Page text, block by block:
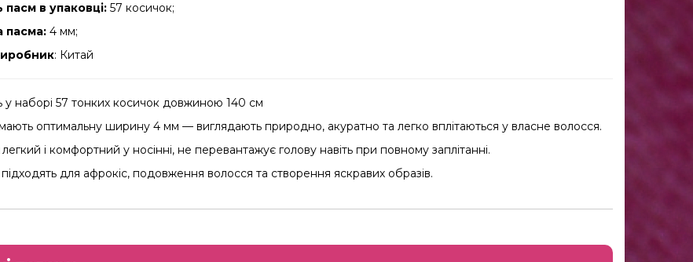
пасм в упаковці:57 косичок;
пасма:4 мм;
: Китай
у наборі 57 тонких косичок довжиною 140 см
оптимальну ширину 4 мм — виглядають природно, акуратно та легко вплітаються у власне волосся.
і комфортний у носінні, не перевантажує голову навіть при повному заплітанні.
для афрокіс, подовження волосся та створення яскравих образів.